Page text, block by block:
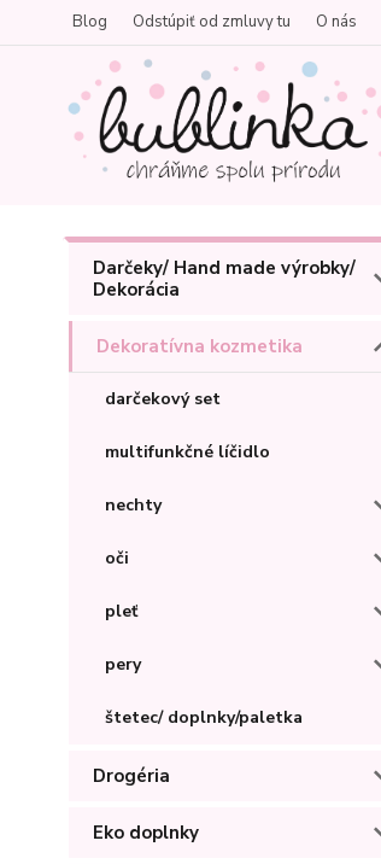
Blog Odstúpiť od zmluvy tu O nás
Darčeky/ Hand made výrobky/
Dekorácia
Dekoratívna kozmetika
darčekový set
multifunkčné líčidlo
nechty
oči
pleť
pery
štetec/ doplnky/paletka
Drogéria
Eko doplnky